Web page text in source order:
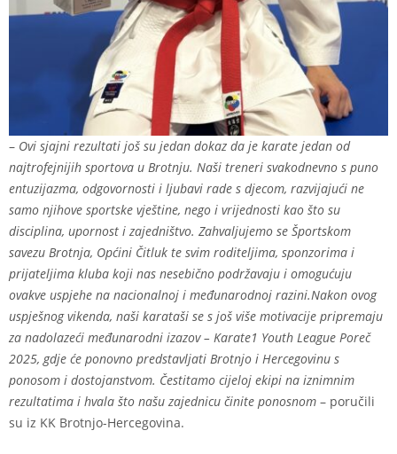
– Ovi sjajni rezultati još su jedan dokaz da je karate jedan od
najtrofejnijih sportova u Brotnju. Naši treneri svakodnevno s puno
entuzijazma, odgovornosti i ljubavi rade s djecom, razvijajući ne
samo njihove sportske vještine, nego i vrijednosti kao što su
disciplina, upornost i zajedništvo. Zahvaljujemo se Športskom
savezu Brotnja, Općini Čitluk te svim roditeljima, sponzorima i
prijateljima kluba koji nas nesebično podržavaju i omogućuju
ovakve uspjehe na nacionalnoj i međunarodnoj razini.Nakon ovog
uspješnog vikenda, naši karataši se s još više motivacije pripremaju
za nadolazeći međunarodni izazov – Karate1 Youth League Poreč
2025, gdje će ponovno predstavljati Brotnjo i Hercegovinu s
ponosom i dostojanstvom. Čestitamo cijeloj ekipi na iznimnim
rezultatima i hvala što našu zajednicu činite ponosnom – poručili
su iz KK Brotnjo-Hercegovina.